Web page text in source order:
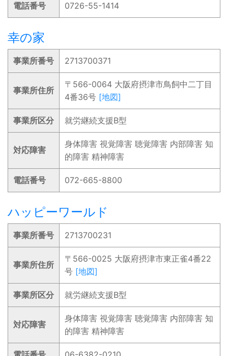
電話番号 0726-55-1414
幸の家
事業所番号 2713700371
事業所住所
〒566-0064 大阪府摂津市鳥飼中二丁目
4番36号 [地図]
事業所区分 就労継続支援B型
対応障害
身体障害 視覚障害 聴覚障害 内部障害 知
的障害 精神障害
電話番号 072-665-8800
ハッピーワールド
事業所番号 2713700231
事業所住所
〒566-0025 大阪府摂津市東正雀4番22
号 [地図]
事業所区分 就労継続支援B型
対応障害
身体障害 視覚障害 聴覚障害 内部障害 知
的障害 精神障害